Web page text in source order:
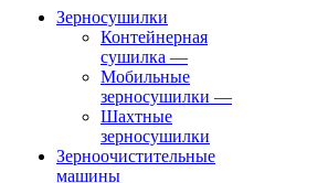
Зерносушилки
Контейнерная
сушилка —
Мобильные
зерносушилки —
Шахтные
зерносушилки
Зерноочистительные
машины